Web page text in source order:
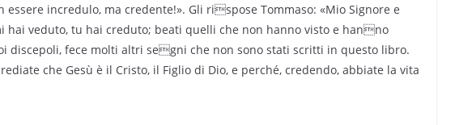
incredulo, ma credente!». Gli rispose Tommaso: «Mio Signore e
hai veduto, tu hai creduto; beati quelli che non hanno visto e hanno
discepoli, fece molti altri segni che non sono stati scritti in questo libro.
che Gesù è il Cristo, il Figlio di Dio, e perché, credendo, abbiate la vita